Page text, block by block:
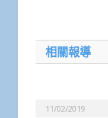
相關報導
11/02/2019